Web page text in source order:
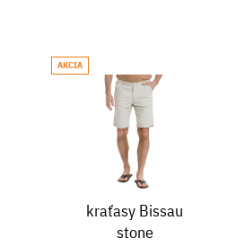
AKCIA
kraťasy Bissau
stone